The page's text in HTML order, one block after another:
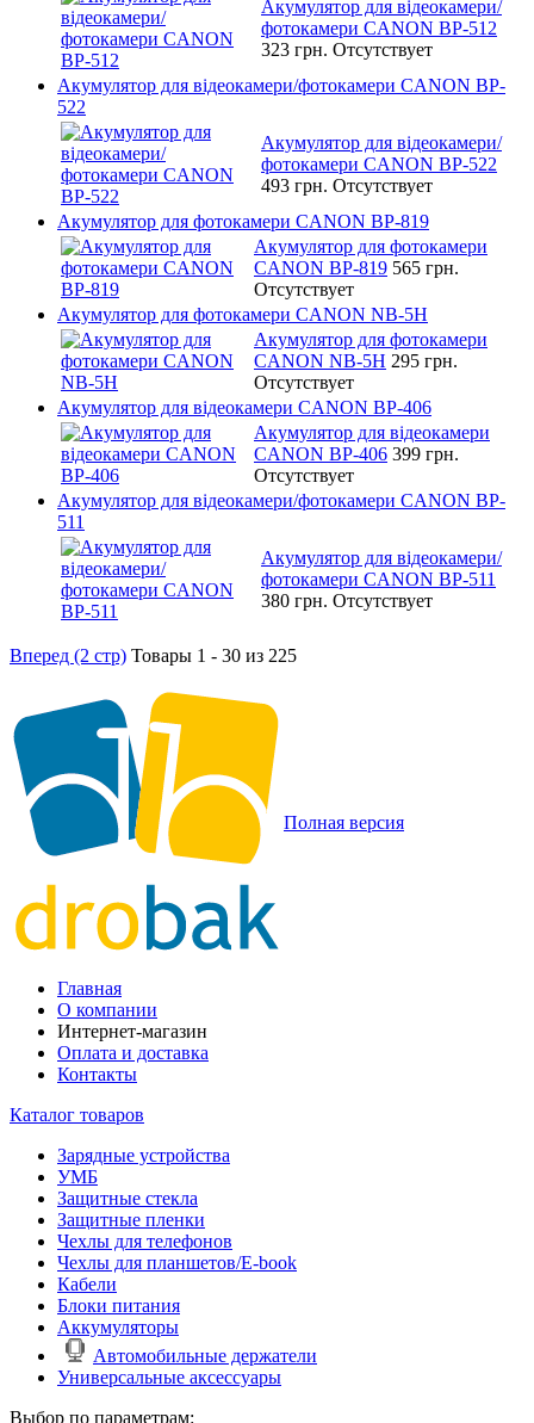
Акумулятор для відеокамери/
фотокамери CANON BP-512
323 грн. Отсутствует
Акумулятор для відеокамери/фотокамери CANON BP-
522
Акумулятор для відеокамери/
фотокамери CANON BP-522
493 грн. Отсутствует
Акумулятор для фотокамери CANON BP-819
Акумулятор для фотокамери
CANON BP-819 565 грн.
Отсутствует
Акумулятор для фотокамери CANON NB-5H
Акумулятор для фотокамери
CANON NB-5H 295 грн.
Отсутствует
Акумулятор для відеокамери CANON BP-406
Акумулятор для відеокамери
CANON BP-406 399 грн.
Отсутствует
Акумулятор для відеокамери/фотокамери CANON BP-
511
Акумулятор для відеокамери/
фотокамери CANON BP-511
380 грн. Отсутствует
Вперед (2 стр) Товары 1 - 30 из 225
Полная версия
Главная
О компании
Интернет-магазин
Оплата и доставка
Контакты
Каталог товаров
Зарядные устройства
УМБ
Защитные стекла
Защитные пленки
Чехлы для телефонов
Чехлы для планшетов/E-book
Кабели
Блоки питания
Аккумуляторы
Автомобильные держатели
Универсальные аксессуары
Выбор по параметрам: